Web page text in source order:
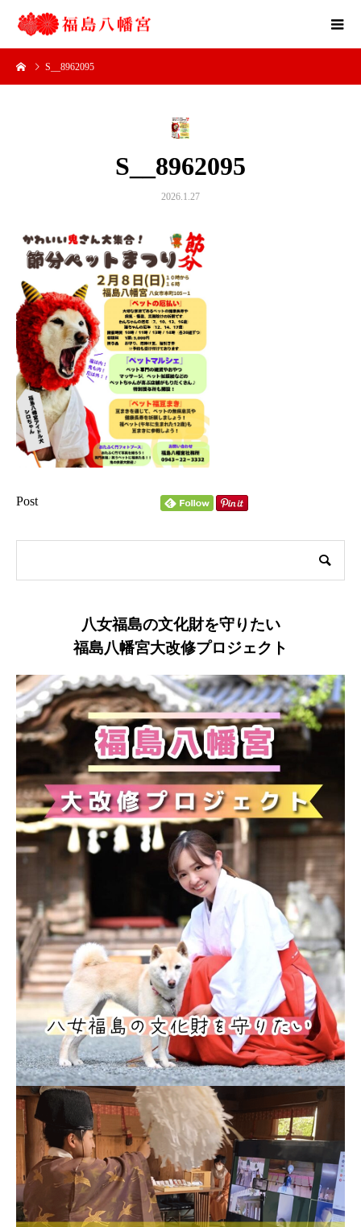
S__8962095
S__8962095
2026.1.27
Post
八女福島の文化財を守りたい
福島八幡宮大改修プロジェクト